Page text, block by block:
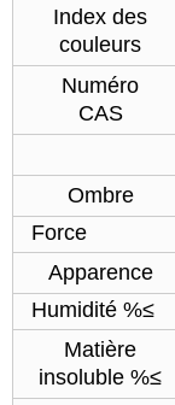
Index des
couleurs
Numéro
CAS
Ombre
Force
Apparence
Humidité %≤
Matière
insoluble %≤